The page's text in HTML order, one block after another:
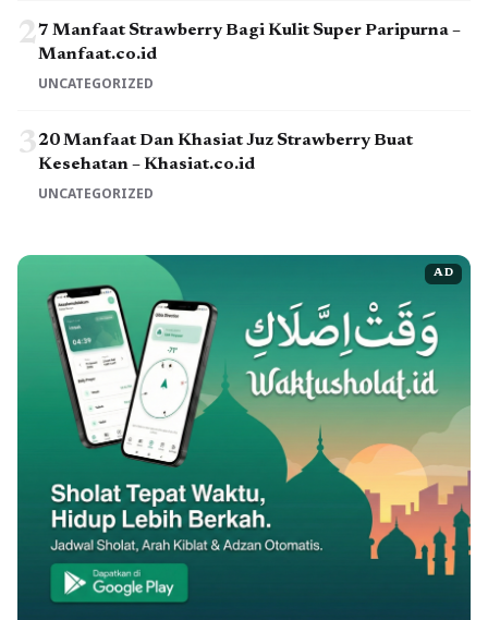
27 Manfaat Strawberry Bagi Kulit Super Paripurna –
Manfaat.co.id
UNCATEGORIZED
320 Manfaat Dan Khasiat Juz Strawberry Buat
Kesehatan – Khasiat.co.id
UNCATEGORIZED
AD